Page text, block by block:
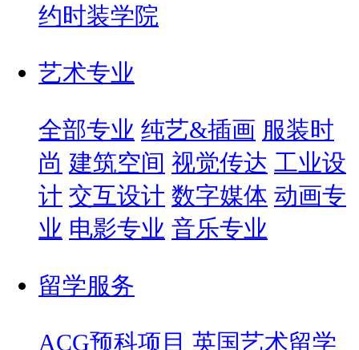
约时装学院
艺术专业
全部专业 纯艺&插画 服装时
尚 建筑空间 视觉传达 工业设
计 交互设计 数字媒体 动画专
业 电影专业 音乐专业
留学服务
ACG预科项目 英国艺术留学